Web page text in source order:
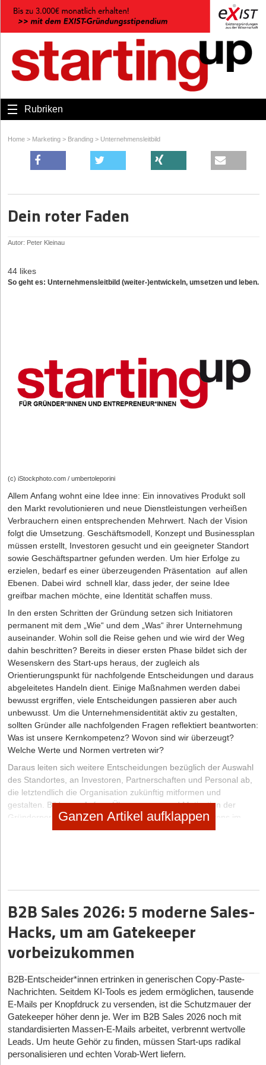
Rubriken
Home > Marketing > Branding > Unternehmensleitbild
Dein roter Faden
Autor: Peter Kleinau
44 likes
So geht es: Unternehmensleitbild (weiter-)entwickeln, umsetzen und leben.
(c) iStockphoto.com / umbertoleporini
Allem Anfang wohnt eine Idee inne: Ein innovatives Produkt soll
den Markt revolutionieren und neue Dienstleistungen verheißen
Verbrauchern einen entsprechenden Mehrwert. Nach der Vision
folgt die Umsetzung. Geschäftsmodell, Konzept und Businessplan
müssen erstellt, Investoren gesucht und ein geeigneter Standort
sowie Geschäftspartner gefunden werden. Um hier Erfolge zu
erzielen, bedarf es einer überzeugenden Präsentation auf allen
Ebenen. Dabei wird schnell klar, dass jeder, der seine Idee
greifbar machen möchte, eine Identität schaffen muss.
In den ersten Schritten der Gründung setzen sich Initiatoren
permanent mit dem „Wie“ und dem „Was“ ihrer Unternehmung
auseinander. Wohin soll die Reise gehen und wie wird der Weg
dahin beschritten? Bereits in dieser ersten Phase bildet sich der
Wesenskern des Start-ups heraus, der zugleich als
Orientierungspunkt für nachfolgende Entscheidungen und daraus
abgeleitetes Handeln dient. Einige Maßnahmen werden dabei
bewusst ergriffen, viele Entscheidungen passieren aber auch
unbewusst. Um die Unternehmensidentität aktiv zu gestalten,
sollten Gründer alle nachfolgenden Fragen reflektiert beantworten:
Was ist unsere Kernkompetenz? Wovon sind wir überzeugt?
Welche Werte und Normen vertreten wir?
Daraus leiten sich weitere Entscheidungen bezüglich der Auswahl
des Standortes, an Investoren, Partnerschaften und Personal ab,
die letztendlich die Organisation zukünftig mitformen und
gestalten. Bilden zu Anfang Überzeugung und Motivation der
Gründerperson die Basis allen Handelns, gilt es spätestens im
Zuge des Aufbaus und der Weiterentwicklung, diese inneren Werte
Wieso, weshalb, warum
Corporate Identity und Employer Branding – um einem
Unternehmen ein Gesicht zu verleihen, gibt es viele
wirtschaftswissenschaftliche Ansätze und Konzepte. In der Praxis
Allgemeinen formt die Vision das Bild der Zukunft, während die
Mission Aufgabe und Zweck einer Unternehmung definiert. In der
Philosophie bündeln sich Werte und Normen der Organisation. Alle
drei Elemente beeinflussen letztendlich das Leitbild eines
Betriebes. Dieses setzt die Rahmenlinien für jegliches
unternehmerisches Handeln und beschreibt Ziele und Aufgaben
sowie Wertvorstellungen und Prinzipien. Als Orientierung für die
Ganzen Artikel aufklappen
B2B Sales 2026: 5 moderne Sales-
Hacks, um am Gatekeeper
vorbeizukommen
B2B-Entscheider*innen ertrinken in generischen Copy-Paste-
Nachrichten. Seitdem KI-Tools es jedem ermöglichen, tausende
E-Mails per Knopfdruck zu versenden, ist die Schutzmauer der
Gatekeeper höher denn je. Wer im B2B Sales 2026 noch mit
standardisierten Massen-E-Mails arbeitet, verbrennt wertvolle
Leads. Um heute Gehör zu finden, müssen Start-ups radikal
personalisieren und echten Vorab-Wert liefern.